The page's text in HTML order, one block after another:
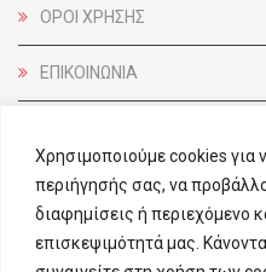
Χρησιμοποιούμε cookies για
περιήγησής σας, να
διαφημίσεις ή περιεχόμενο
επισκεψιμότητά μας.
ΟΡΟΙ ΧΡΗΣΗΣ
ΕΠΙΚΟΙΝΩΝΙΑ
ΕΠΙΚΟΙΝΩΝΙΑ
ΔΙΓΕΝΗ ΑΚΡΙΤΑ 21,
ΑΡΓΥΡΟΥΠΟΛΗ, Τ.Κ. 16451
210 9914 076